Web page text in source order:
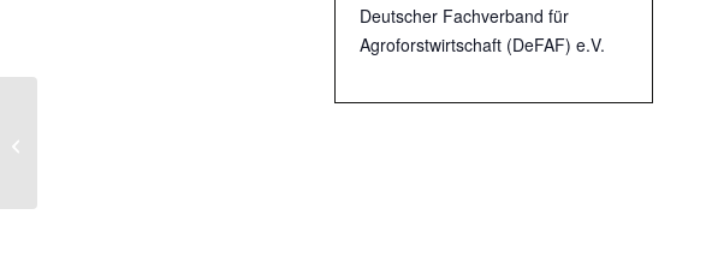
Deutscher Fachverband für
Agroforstwirtschaft (DeFAF) e.V.